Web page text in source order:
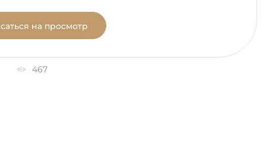
на просмотр
467